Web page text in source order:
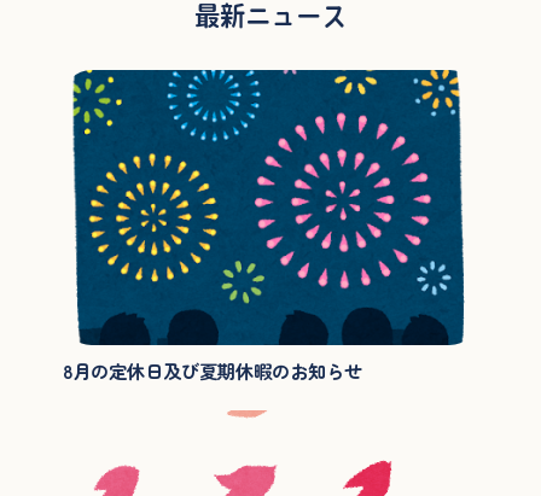
最新ニュース
8月の定休日及び夏期休暇のお知らせ